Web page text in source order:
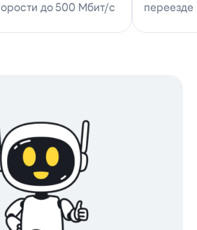
до 500 Мбит/с
переезде